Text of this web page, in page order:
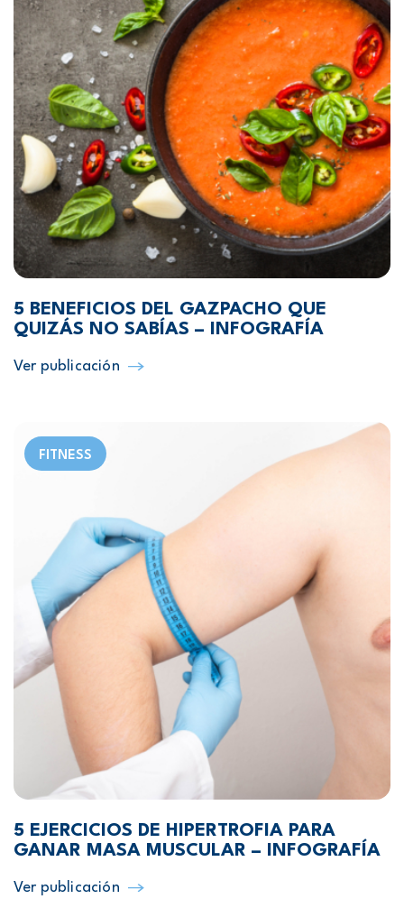
5 BENEFICIOS DEL GAZPACHO QUE
QUIZÁS NO SABÍAS – INFOGRAFÍA
Ver publicación
FITNESS
5 EJERCICIOS DE HIPERTROFIA PARA
GANAR MASA MUSCULAR – INFOGRAFÍA
Ver publicación